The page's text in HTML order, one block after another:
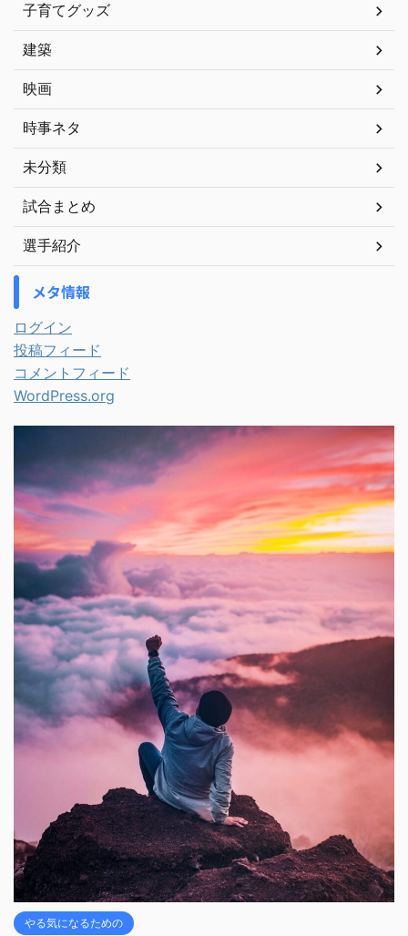
子育てグッズ
建築
映画
時事ネタ
未分類
試合まとめ
選手紹介
メタ情報
ログイン
投稿フィード
コメントフィード
WordPress.org
やる気になるための